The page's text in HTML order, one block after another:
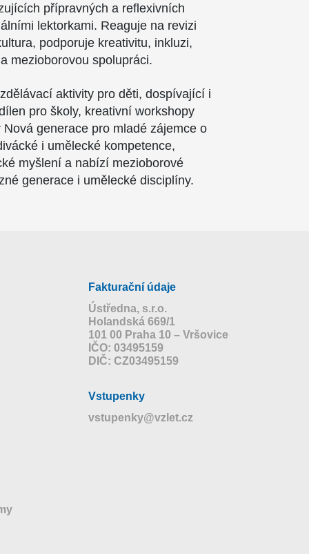
přípravných a reflexivních
lektorkami. Reaguje na revizi
podporuje kreativitu, inkluzi,
mezioborovou spolupráci.
aktivity pro děti, dospívající i
pro školy, kreativní workshopy
generace pro mladé zájemce o
i umělecké kompetence,
myšlení a nabízí mezioborové
generace i umělecké disciplíny.
Fakturační údaje
Ústředna, s.r.o.
Holandská 669/1
101 00 Praha 10 – Vršovice
IČO: 03495159
DIČ: CZ03495159
Vstupenky
vstupenky@vzlet.cz